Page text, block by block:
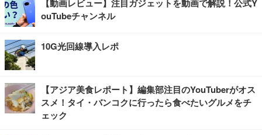
【動画レビュー】注目ガジェットを動画で解説！公式Y
ouTubeチャンネル
10G光回線導入レポ
【アジア美食レポート】編集部注目のYouTuberがオス
スメ！タイ・バンコクに行ったら食べたいグルメをチ
ェック